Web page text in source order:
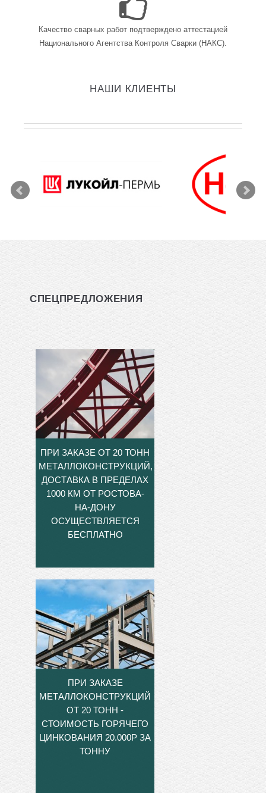
Качество сварных работ подтверждено аттестацией
Национального Агентства Контроля Сварки (НАКС).
НАШИ КЛИЕНТЫ
СПЕЦПРЕДЛОЖЕНИЯ
ПРИ ЗАКАЗЕ ОТ 20 ТОНН
МЕТАЛЛОКОНСТРУКЦИЙ,
ДОСТАВКА В ПРЕДЕЛАХ
1000 КМ ОТ РОСТОВА-
НА-ДОНУ
ОСУЩЕСТВЛЯЕТСЯ
БЕСПЛАТНО
ПРИ ЗАКАЗЕ
МЕТАЛЛОКОНСТРУКЦИЙ
ОТ 20 ТОНН -
СТОИМОСТЬ ГОРЯЧЕГО
ЦИНКОВАНИЯ 20.000Р ЗА
ТОННУ